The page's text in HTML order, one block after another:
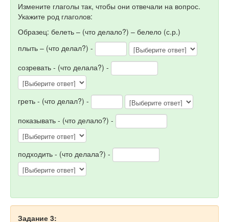
Измените глаголы так, чтобы они отвечали на вопрос.
Укажите род глаголов:
Образец: белеть – (что делало?) – белело (с.р.)
плыть – (что делал?) -
созревать - (что делала?) -
греть - (что делал?) -
показывать - (что делало?) -
подходить - (что делала?) -
Задание 3: